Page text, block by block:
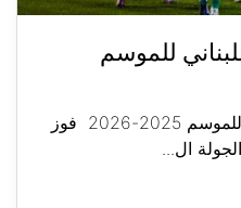
للموسم
الأنصار بطلًا للدوري اللبناني للموسم 2025-2026 فوز